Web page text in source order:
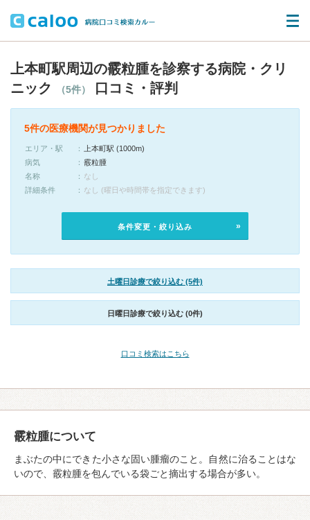
上本町駅周辺の霰粒腫を診察する病院・クリ
ニック
（5件） 口コミ・評判
5件の医療機関が見つかりました
エリア・駅
上本町駅 (1000m)
病気
霰粒腫
名称
なし
詳細条件
なし (曜日や時間帯を指定できます)
条件変更・絞り込み
土曜日診療で絞り込む (5件)
日曜日診療で絞り込む (0件)
口コミ検索はこちら
霰粒腫について
まぶたの中にできた小さな固い腫瘤のこと。自然に治ることはな
いので、霰粒腫を包んでいる袋ごと摘出する場合が多い。